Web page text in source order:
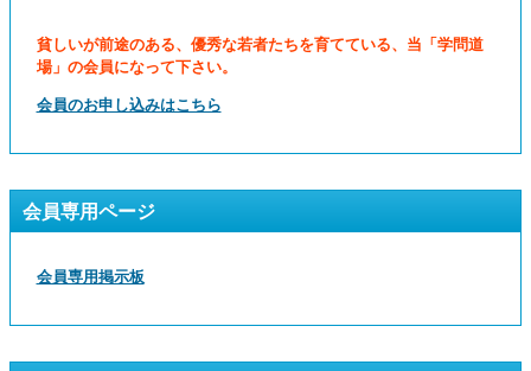
貧しいが前途のある、優秀な若者たちを育てている、当「学問道
場」の会員になって下さい。
会員のお申し込みはこちら
会員専用ページ
会員専用掲示板